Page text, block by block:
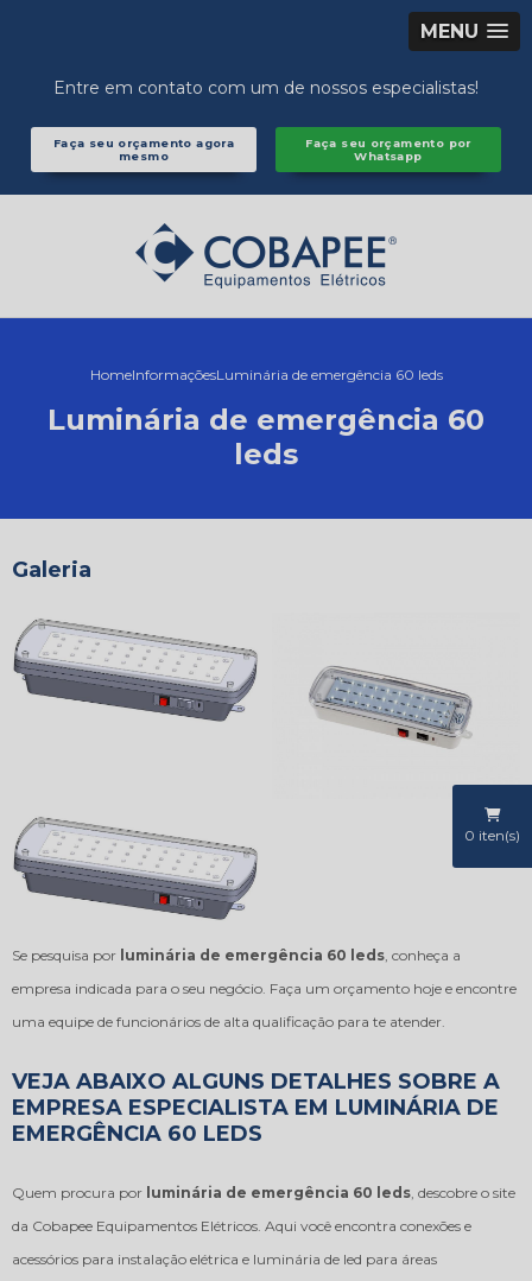
MENU
Entre em contato com um de nossos especialistas!
Faça seu orçamento agora
mesmo
Faça seu orçamento por
Whatsapp
0 iten(s)
HomeInformaçõesLuminária de emergência 60 leds
Luminária de emergência 60
leds
Galeria
Se pesquisa por luminária de emergência 60 leds , conheça a
empresa indicada para o seu negócio. Faça um orçamento hoje e encontre
uma equipe de funcionários de alta qualificação para te atender.
VEJA ABAIXO ALGUNS DETALHES SOBRE A
EMPRESA ESPECIALISTA EM LUMINÁRIA DE
EMERGÊNCIA 60 LEDS
Quem procura por luminária de emergência 60 leds , descobre o site
da Cobapee Equipamentos Elétricos. Aqui você encontra conexões e
acessórios para instalação elétrica e luminária de led para áreas